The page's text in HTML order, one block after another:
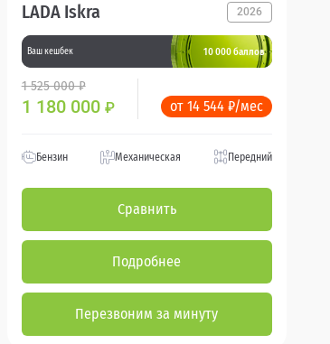
LADA Iskra 2026
Ваш кешбек 10 000 баллов
1 525 000 ₽
1 180 000 ₽ от 14 544 ₽/мес
Бензин Механическая Передний
Сравнить
Подробнее
Перезвоним за минуту